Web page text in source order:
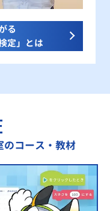
る
定」とは
のコース・教材